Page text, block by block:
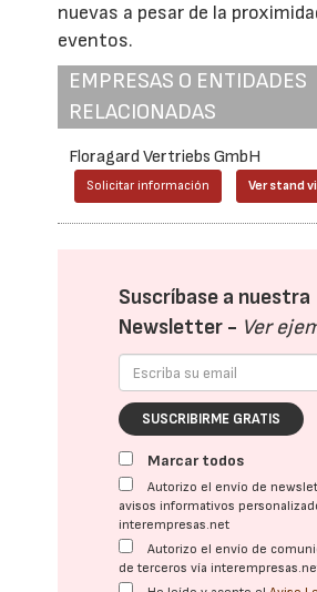
nuevas a pesar de la
eventos.
EMPRESAS O ENTIDADES
RELACIONADAS
Floragard Vertriebs GmbH
Solicitar información Ver stand
Suscríbase a nuestra
Newsletter - Ver
SUSCRIBIRME GRATIS
Marcar todos
Autorizo el envío de
avisos informativos
interempresas.net
Autorizo el envío de
de terceros vía